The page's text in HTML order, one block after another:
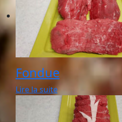
Fondue
Lire la suite